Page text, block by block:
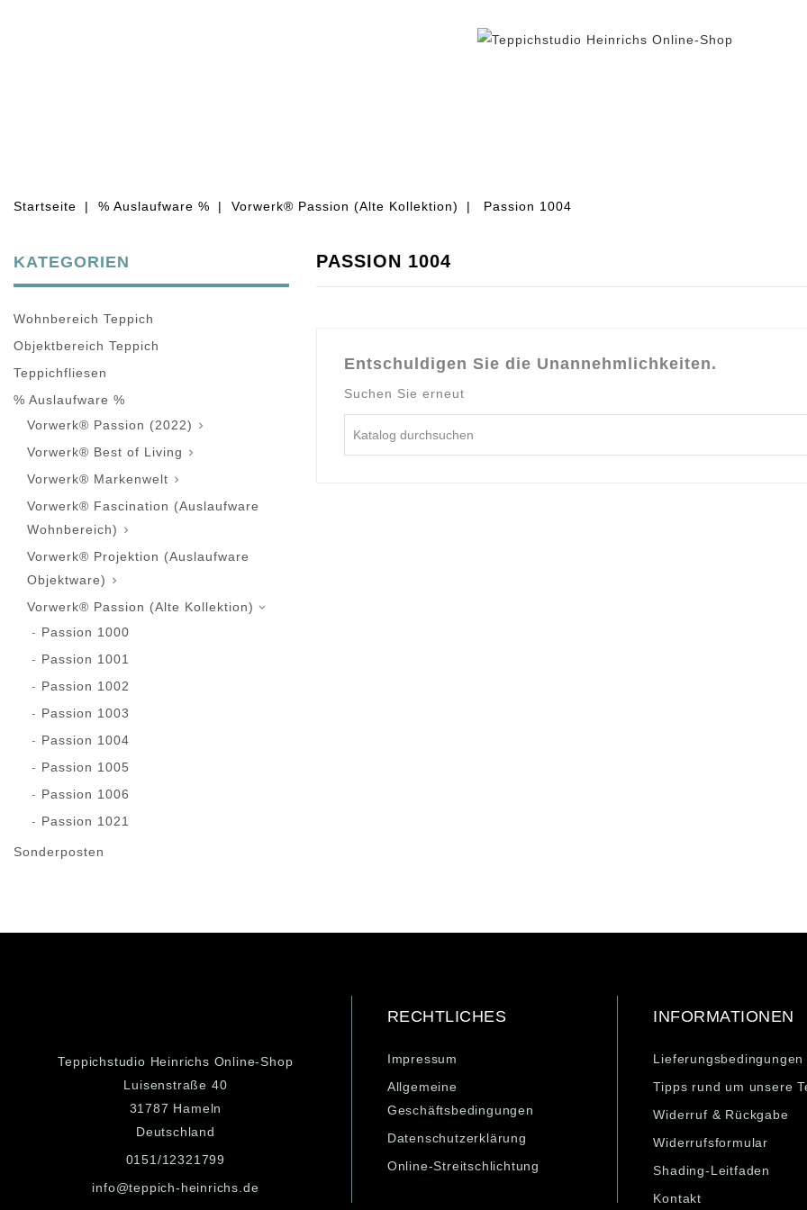
Startseite % Auslaufware % Vorwerk® Passion (Alte Kollektion) Passion 1004
KATEGORIEN
Wohnbereich Teppich
Objektbereich Teppich
Teppichfliesen
% Auslaufware %
Vorwerk® Passion (2022)

Vorwerk® Best of Living 
Vorwerk® Markenwelt 
Vorwerk® Fascination (Auslaufware
Wohnbereich)

Vorwerk® Projektion (Auslaufware
Objektware)

Vorwerk® Passion (Alte Kollektion) 
Passion 1000
Passion 1001
Passion 1002
Passion 1003
Passion 1004
Passion 1005
Passion 1006
Passion 1021
Sonderposten
PASSION 1004
Entschuldigen Sie die Unannehmlichkeiten.
Suchen Sie erneut
Teppichstudio Heinrichs Online-Shop
Luisenstraße 40
31787 Hameln
Deutschland
0151/12321799
info@teppich-heinrichs.de
RECHTLICHES
Impressum
Allgemeine
Geschäftsbedingungen
Datenschutzerklärung
Online-Streitschlichtung
INFORMATIONEN
Lieferungsbedingungen
Tipps rund um unsere
Widerruf & Rückgabe
Widerrufsformular
Shading-Leitfaden
Kontakt